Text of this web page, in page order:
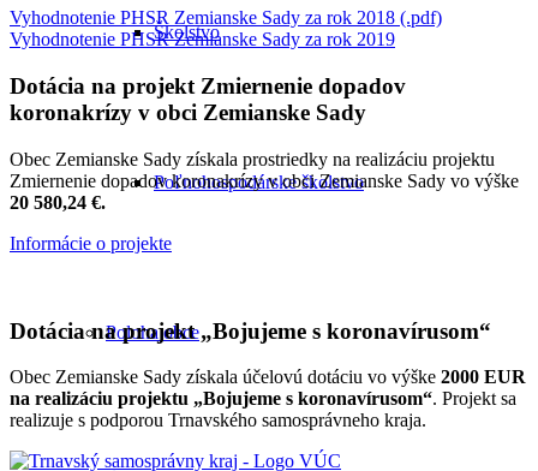
Školstvo
Poľnohospodárske školstvo
Poloha obce
Vyhodnotenie PHSR Zemianske Sady za rok 2018 (.pdf)
Vyhodnotenie PHSR Zemianske Sady za rok 2019
Dotácia na projekt Zmiernenie dopadov
koronakrízy v obci Zemianske Sady
Obec Zemianske Sady získala prostriedky na realizáciu projektu
Zmiernenie dopadov koronakrízy v obci Zemianske Sady vo výške
20 580,24 €.
Informácie o projekte
Dotácia na projekt „Bojujeme s koronavírusom“
Obec Zemianske Sady získala účelovú dotáciu vo výške 2000 EUR
na realizáciu projektu „Bojujeme s koronavírusom“. Projekt sa
realizuje s podporou Trnavského samosprávneho kraja.